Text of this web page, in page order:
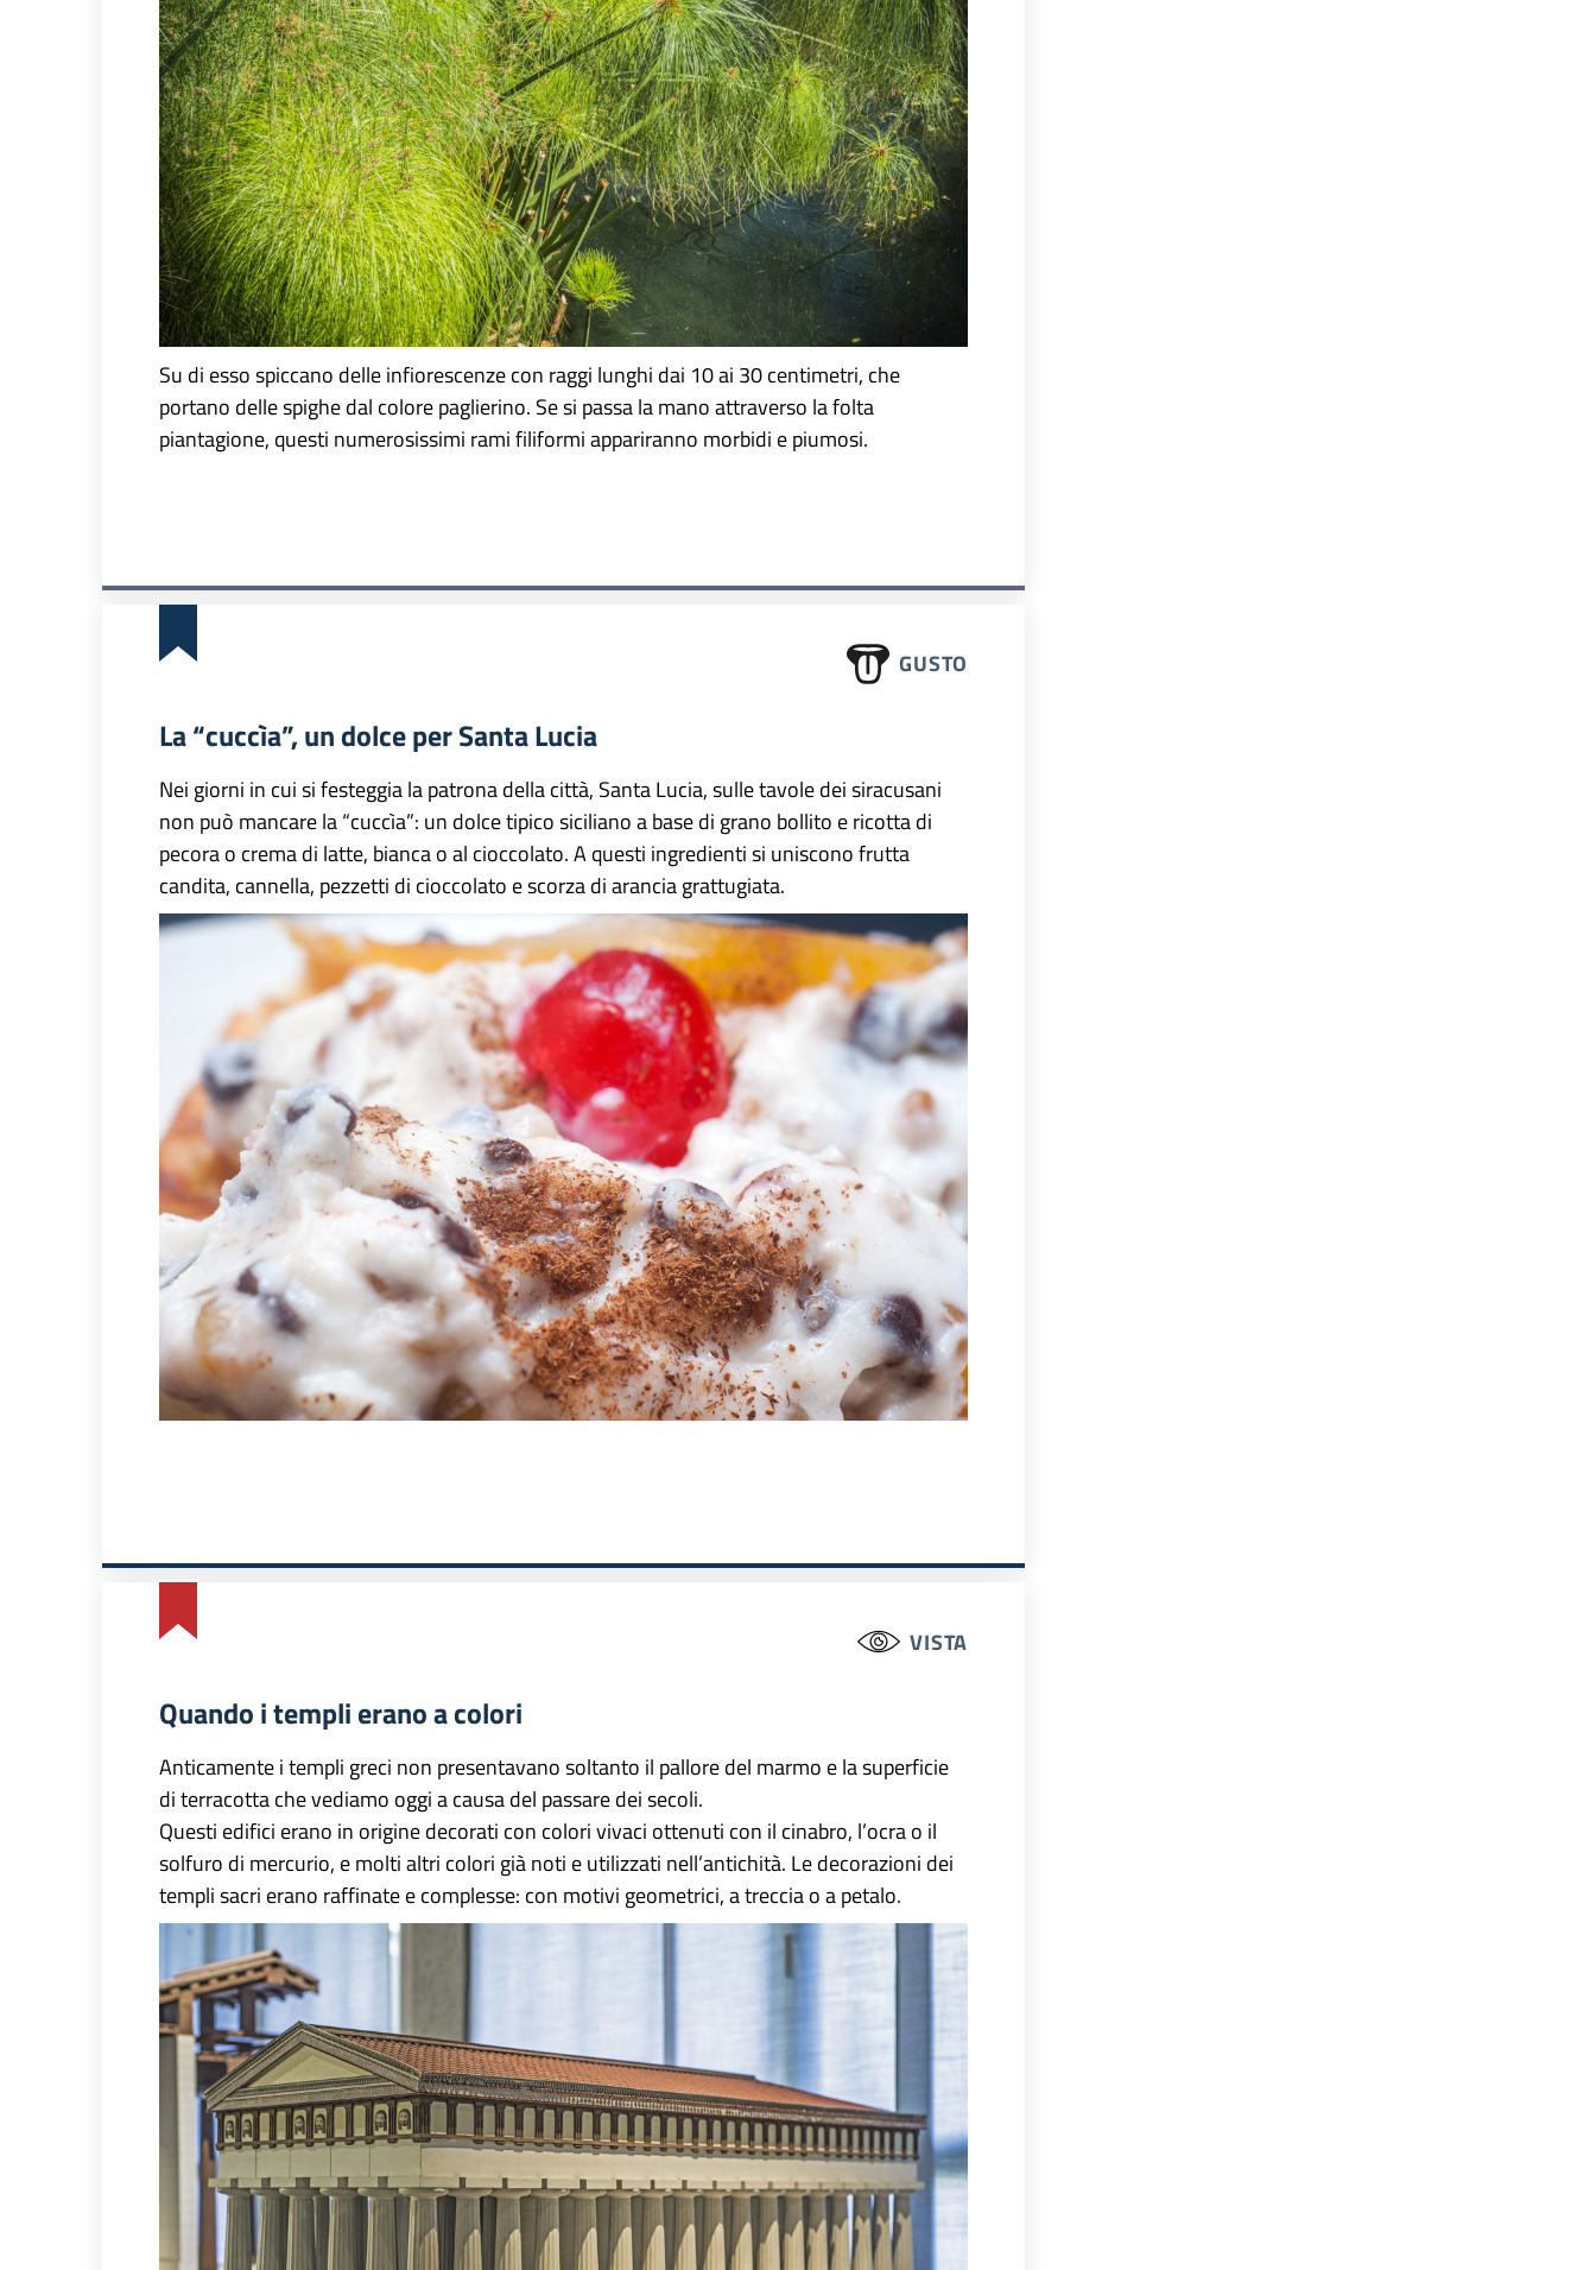
Su di esso spiccano delle infiorescenze con raggi lunghi dai 10 ai 30 centimetri, che
portano delle spighe dal colore paglierino. Se si passa la mano attraverso la folta
piantagione, questi numerosissimi rami filiformi appariranno morbidi e piumosi.
GUSTO
La “cuccìa”, un dolce per Santa Lucia
Nei giorni in cui si festeggia la patrona della città, Santa Lucia, sulle tavole dei siracusani
non può mancare la “cuccìa”: un dolce tipico siciliano a base di grano bollito e ricotta di
pecora o crema di latte, bianca o al cioccolato. A questi ingredienti si uniscono frutta
candita, cannella, pezzetti di cioccolato e scorza di arancia grattugiata.
VISTA
Quando i templi erano a colori
Anticamente i templi greci non presentavano soltanto il pallore del marmo e la superficie
di terracotta che vediamo oggi a causa del passare dei secoli.
Questi edifici erano in origine decorati con colori vivaci ottenuti con il cinabro, l’ocra o il
solfuro di mercurio, e molti altri colori già noti e utilizzati nell’antichità. Le decorazioni dei
templi sacri erano raffinate e complesse: con motivi geometrici, a treccia o a petalo.